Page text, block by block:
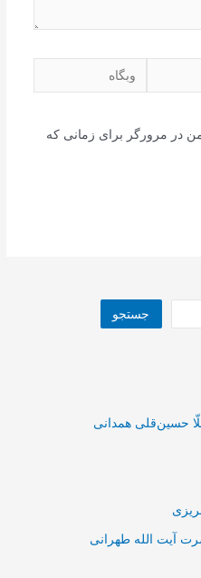
وبگاه
در مرورگر برای زمانی که
جستجو
حسین‌قلی همدانی
آیت الله طهرانی